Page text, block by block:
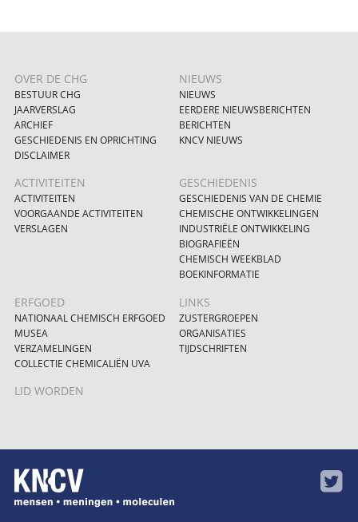
OVER DE CHG
BESTUUR CHG
JAARVERSLAG
ARCHIEF
GESCHIEDENIS EN OPRICHTING
DISCLAIMER
NIEUWS
NIEUWS
EERDERE NIEUWSBERICHTEN
BERICHTEN
KNCV NIEUWS
ACTIVITEITEN
ACTIVITEITEN
VOORGAANDE ACTIVITEITEN
VERSLAGEN
GESCHIEDENIS
GESCHIEDENIS VAN DE CHEMIE
CHEMISCHE ONTWIKKELINGEN
INDUSTRIËLE ONTWIKKELING
BIOGRAFIEËN
CHEMISCH WEEKBLAD
BOEKINFORMATIE
ERFGOED
NATIONAAL CHEMISCH ERFGOED
MUSEA
VERZAMELINGEN
COLLECTIE CHEMICALIËN UVA
LINKS
ZUSTERGROEPEN
ORGANISATIES
TIJDSCHRIFTEN
LID WORDEN